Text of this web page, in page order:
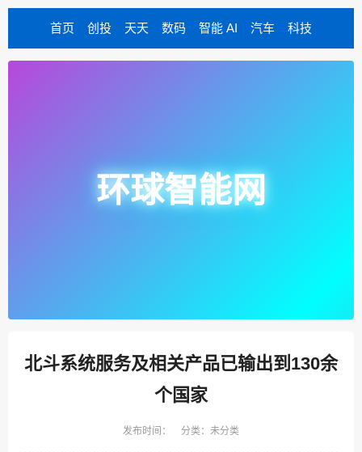
首页 创投 天天 数码 智能 AI 汽车 科技
环球智能网
北斗系统服务及相关产品已输出到130余
个国家
发布时间： 分类：未分类